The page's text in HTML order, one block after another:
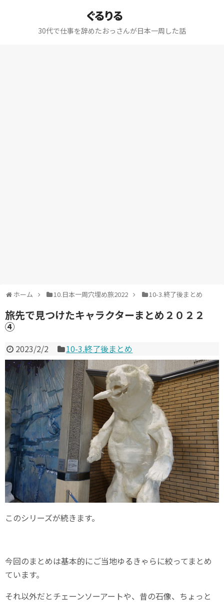
ぐるりる
30代で仕事を辞めたおっさんが日本一周した話
ホーム 10.日本一周穴埋め旅2022 10-3.終了後まとめ
旅先で見つけたキャラクターまとめ２０２２
④
2023/2/2 10-3.終了後まとめ
このシリーズが続きます。
今回のまとめは基本的にご当地ゆるきゃらに絞ってまとめ
ています。
それ以外だとチェーンソーアートや、昔の石像、ちょっと